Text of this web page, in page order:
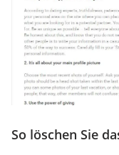
So löschen Sie